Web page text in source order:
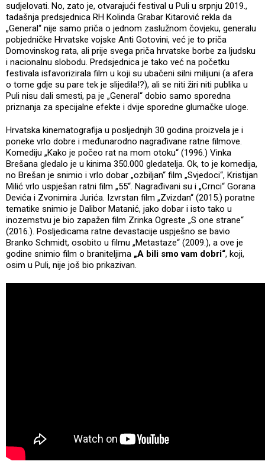
sudjelovati. No, zato je, otvarajući festival u Puli u srpnju 2019.,
tadašnja predsjednica RH Kolinda Grabar Kitarović rekla da
„General“ nije samo priča o jednom zaslužnom čovjeku, generalu
pobjedničke Hrvatske vojske Anti Gotovini, već je to priča
Domovinskog rata, ali prije svega priča hrvatske borbe za ljudsku
i nacionalnu slobodu. Predsjednica je tako već na početku
festivala isfavorizirala film u koji su ubačeni silni milijuni (a afera
o tome gdje su pare tek je slijedila!?), ali se niti žiri niti publika u
Puli nisu dali smesti, pa je „General“ dobio samo sporedna
priznanja za specijalne efekte i dvije sporedne glumačke uloge.
Hrvatska kinematografija u posljednjih 30 godina proizvela je i
poneke vrlo dobre i međunarodno nagrađivane ratne filmove.
Komediju „Kako je počeo rat na mom otoku“ (1996.) Vinka
Brešana gledalo je u kinima 350.000 gledatelja. Ok, to je komedija,
no Brešan je snimio i vrlo dobar „ozbiljan“ film „Svjedoci“, Kristijan
Milić vrlo uspješan ratni film „55“. Nagrađivani su i „Crnci“ Gorana
Devića i Zvonimira Jurića. Izvrstan film „Zvizdan“ (2015.) poratne
tematike snimio je Dalibor Matanić, jako dobar i isto tako u
inozemstvu je bio zapažen film Zrinka Ogreste „S one strane“
(2016.). Posljedicama ratne devastacije uspješno se bavio
Branko Schmidt, osobito u filmu „Metastaze“ (2009.), a ove je
godine snimio film o braniteljima „A bili smo vam dobri“, koji,
osim u Puli, nije još bio prikazivan.